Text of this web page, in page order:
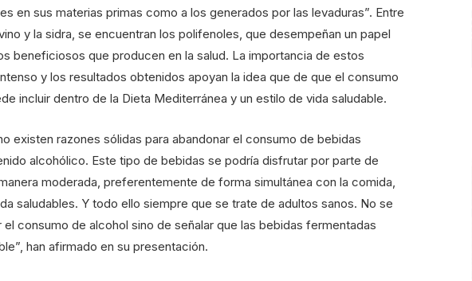
en sus materias primas como a los generados por las levaduras”. Entre
y la sidra, se encuentran los polifenoles, que desempeñan un papel
beneficiosos que producen en la salud. La importancia de estos
y los resultados obtenidos apoyan la idea que de que el consumo
incluir dentro de la Dieta Mediterránea y un estilo de vida saludable.
existen razones sólidas para abandonar el consumo de bebidas
alcohólico. Este tipo de bebidas se podría disfrutar por parte de
moderada, preferentemente de forma simultánea con la comida,
saludables. Y todo ello siempre que se trate de adultos sanos. No se
consumo de alcohol sino de señalar que las bebidas fermentadas
han afirmado en su presentación.